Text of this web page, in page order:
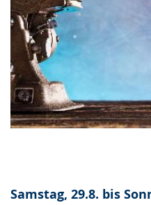
Samstag, 29.8. bis